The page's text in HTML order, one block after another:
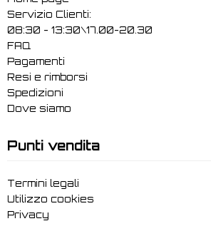
Servizio Clienti:
08:30 - 13:30\17.00-20.30
FAQ
Pagamenti
Resi e rimborsi
Spedizioni
Dove siamo
Punti vendita
Termini legali
Utilizzo cookies
Privacy